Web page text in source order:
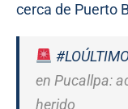
cerca de Puerto
en Pucallpa:
herido